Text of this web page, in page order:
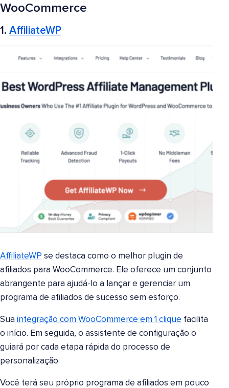
WooCommerce
1. AffiliateWP
AffiliateWP se destaca como o melhor plugin de
afiliados para WooCommerce. Ele oferece um conjunto
abrangente para ajudá-lo a lançar e gerenciar um
programa de afiliados de sucesso sem esforço.
Sua integração com WooCommerce em 1 clique facilita
o início. Em seguida, o assistente de configuração o
guiará por cada etapa rápida do processo de
personalização.
Você terá seu próprio programa de afiliados em pouco